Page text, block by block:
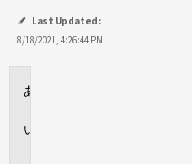
Last Updated:
8/18/2021, 4:26:44 PM